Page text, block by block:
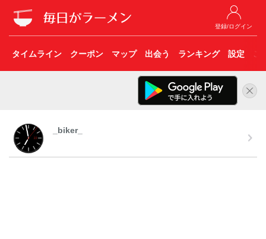
登録/ログイン
タイムライン クーポン マップ 出会う ランキング 設定 こ
_biker_